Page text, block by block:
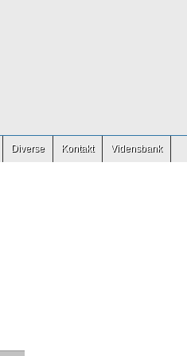
Diverse Kontakt Vidensbank